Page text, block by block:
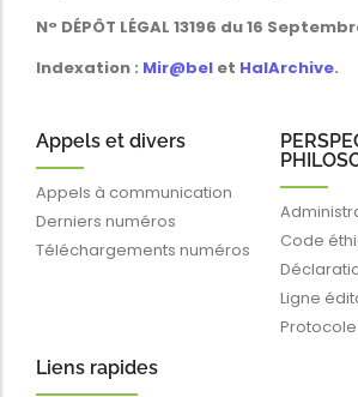
N° DÉPÔT LÉGAL 13196 du 16
Indexation : Mir@bel et HalArchive.
Appels et divers
Appels à communication
Derniers numéros
Téléchargements numéros
Code
Ligne
Liens rapides